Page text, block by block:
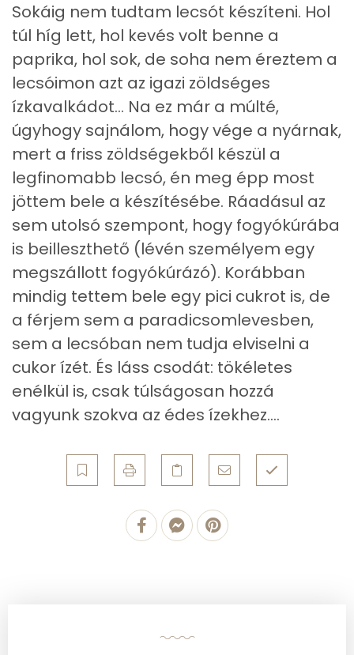
K vitamin:
32 micro
Tiamin - B1 vitamin:
0 mg
Riboflavin - B2 vitamin:
0 mg
Niacin - B3 vitamin:
2 mg
Pantoténsav - B5 vitamin:
0 mg
Folsav - B9-vitamin:
52 micro
Kolin:
26 mg
Retinol - A vitamin:
0 micro
α-karotin
210 micro
β-karotin
1456 micro
β-crypt
79 micro
Lut-zea
1228 micro
Sokáig nem tudtam lecsót készíteni. Hol
túl híg lett, hol kevés volt benne a
paprika, hol sok, de soha nem éreztem a
lecsóimon azt az igazi zöldséges
ízkavalkádot... Na ez már a múlté,
úgyhogy sajnálom, hogy vége a nyárnak,
mert a friss zöldségekből készül a
legfinomabb lecsó, én meg épp most
jöttem bele a készítésébe. Ráadásul az
sem utolsó szempont, hogy fogyókúrába
is beilleszthető (lévén személyem egy
megszállott fogyókúrázó). Korábban
mindig tettem bele egy pici cukrot is, de
a férjem sem a paradicsomlevesben,
sem a lecsóban nem tudja elviselni a
cukor ízét. És láss csodát: tökéletes
enélkül is, csak túlságosan hozzá
vagyunk szokva az édes ízekhez....